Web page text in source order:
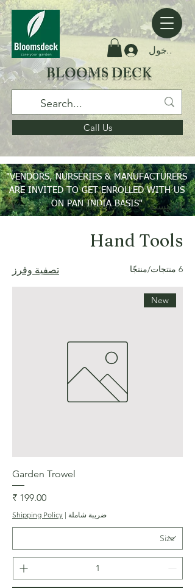
الدخول
BLOOMS DECK
Call Us
"VENDORS, NURSERIES & MANUFACTURERS
ARE INVITED TO GET ENROLLED WITH US
ON PAN INDIA BASIS"
الرئيسية Hand Tools
Hand Tools
6 منتجات/منتجًا تصفية وفرز
New
Garden Trowel
السعر
ضريبة شاملة |
Shipping Policy